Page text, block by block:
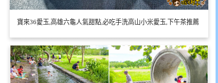
寶來36愛玉,高雄六龜人氣甜點,必吃手洗高山小米愛玉,下午茶推薦